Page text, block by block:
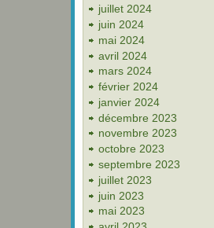
juillet 2024
juin 2024
mai 2024
avril 2024
mars 2024
février 2024
janvier 2024
décembre 2023
novembre 2023
octobre 2023
septembre 2023
juillet 2023
juin 2023
mai 2023